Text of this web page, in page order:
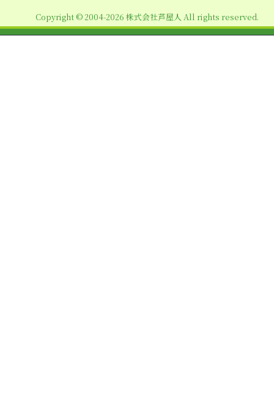
ン
Copyright © 2004-2026 株式会社芦屋人 All rights reserved.